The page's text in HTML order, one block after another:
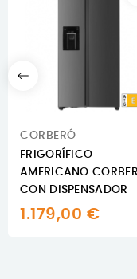
CORBERÓ
FRIGORÍFICO
AMERICANO
CON DISPENSADOR
1.179,00 €